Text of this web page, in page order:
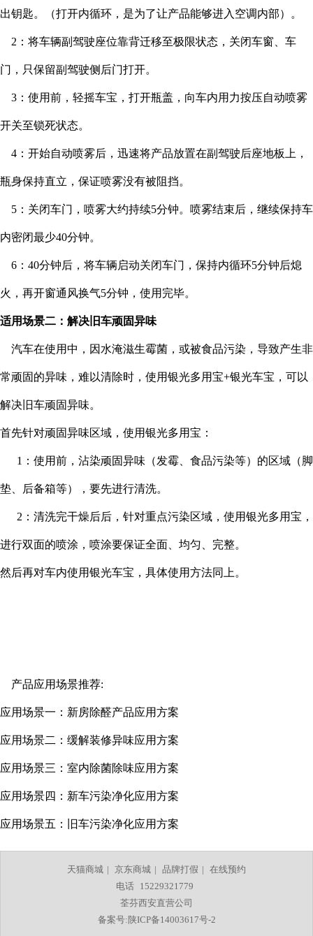
出钥匙。（打开内循环，是为了让产品能够进入空调内部）。
2：将车辆副驾驶座位靠背迁移至极限状态，关闭车窗、车
门，只保留副驾驶侧后门打开。
3：使用前，轻摇车宝，打开瓶盖，向车内用力按压自动喷雾
开关至锁死状态。
4：开始自动喷雾后，迅速将产品放置在副驾驶后座地板上，
瓶身保持直立，保证喷雾没有被阻挡。
5：关闭车门，喷雾大约持续5分钟。喷雾结束后，继续保持车
内密闭最少40分钟。
6：40分钟后，将车辆启动关闭车门，保持内循环5分钟后熄
火，再开窗通风换气5分钟，使用完毕。
适用场景二：解决旧车顽固异味
汽车在使用中，因水淹滋生霉菌，或被食品污染，导致产生非
常顽固的异味，难以清除时，使用银光多用宝+银光车宝，可以
解决旧车顽固异味。
首先针对顽固异味区域，使用银光多用宝：
1：使用前，沾染顽固异味（发霉、食品污染等）的区域（脚
垫、后备箱等），要先进行清洗。
2：清洗完干燥后后，针对重点污染区域，使用银光多用宝，
进行双面的喷涂，喷涂要保证全面、均匀、完整。
然后再对车内使用银光车宝，具体使用方法同上。
产品应用场景推荐:
应用场景一： 新房除醛产品应用方案
应用场景二： 缓解装修异味应用方案
应用场景三： 室内除菌除味应用方案
应用场景四： 新车污染净化应用方案
应用场景五： 旧车污染净化应用方案
天猫商城 | 京东商城 | 品牌打假 | 在线预约
电话 15229321779
荃芬西安直营公司
备案号:陕ICP备14003617号-2